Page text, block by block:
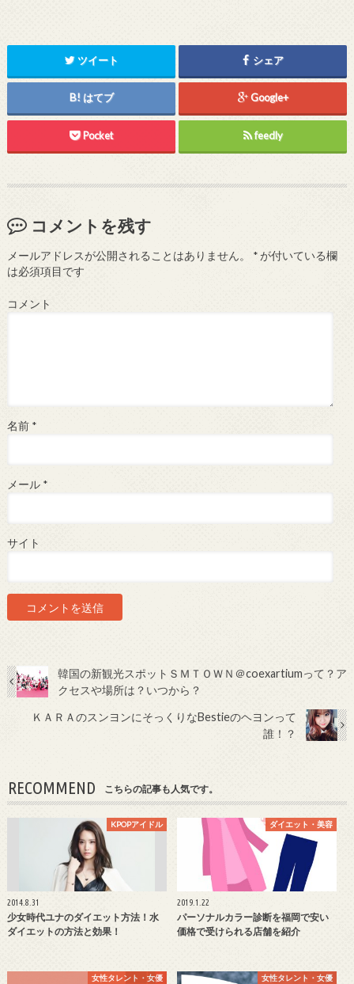
ツイート シェア
はてブ Google+
Pocket feedly
コメントを残す
メールアドレスが公開されることはありません。 *が付いている欄
は必須項目です
コメント
名前 *
メール *
サイト
韓国の新観光スポットＳＭＴＯＷＮ＠coexartiumって？ア
クセスや場所は？いつから？
ＫＡＲＡのスンヨンにそっくりなBestieのヘヨンって
誰！？
RECOMMEND こちらの記事も人気です。
KPOPアイドル
2014.8.31
少女時代ユナのダイエット方法！水
ダイエットの方法と効果！
ダイエット・美容
2019.1.22
パーソナルカラー診断を福岡で安い
価格で受けられる店舗を紹介
女性タレント・女優 女性タレント・女優